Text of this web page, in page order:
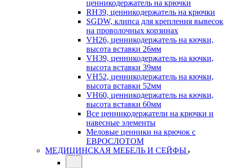
ценникодержатель на крючки
RH39, ценникодержатель на крючки
SGDW, клипса для крепления вывесок
на проволочных корзинах
VH26, ценникодержатель на кючки,
высота вставки 26мм
VH39, ценникодержатель на кючки,
высота вставки 39мм
VH52, ценникодержатель на кючки,
высота вставки 52мм
VH60, ценникодержатель на кючки,
высота вставки 60мм
Все ценникодержатели на крючки и
навесные элементы
Меловые ценники на крючок с
ЕВРОСЛОТОМ
МЕДИЦИНСКАЯ МЕБЕЛЬ И СЕЙФЫ